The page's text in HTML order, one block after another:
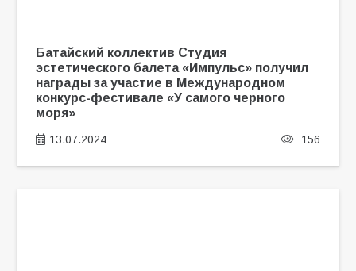
Батайский коллектив Студия
эстетического балета «Импульс» получил
награды за участие в Международном
конкурс-фестивале «У самого черного
моря»
13.07.2024 156